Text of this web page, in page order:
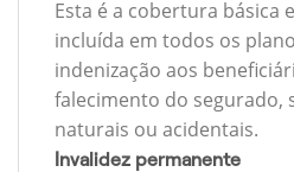
Esta é a cobertura básica
incluída em todos os
indenização aos
falecimento do segurado,
naturais ou acidentais.
Invalidez permanente